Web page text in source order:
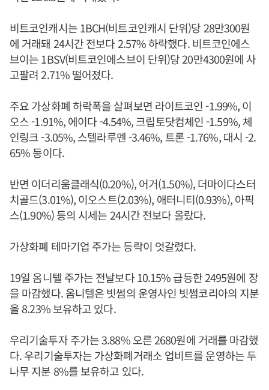
비트코인캐시는 1BCH(비트코인캐시 단위)당 28만300원
에 거래돼 24시간 전보다 2.57% 하락했다. 비트코인에스
브이는 1BSV(비트코인에스브이 단위)당 20만4300원에 사
고팔려 2.71% 떨어졌다.
주요 가상화폐 하락폭을 살펴보면 라이트코인 -1.99%, 이
오스 -1.91%, 에이다 -4.54%, 크립토닷컴체인 -1.59%, 체
인링크 -3.05%, 스텔라루멘 -3.46%, 트론 -1.76%, 대시 -2.
65% 등이다.
반면 이더리움클래식(0.20%), 어거(1.50%), 더마이다스터
치골드(3.01%), 이오스트(2.03%), 애터니티(0.93%), 아픽
스(1.90%) 등의 시세는 24시간 전보다 올랐다.
가상화폐 테마기업 주가는 등락이 엇갈렸다.
19일 옴니텔 주가는 전날보다 10.15% 급등한 2495원에 장
을 마감했다. 옴니텔은 빗썸의 운영사인 빗썸코리아의 지분
을 8.23% 보유하고 있다.
우리기술투자 주가는 3.88% 오른 2680원에 거래를 마감했
다. 우리기술투자는 가상화폐거래소 업비트를 운영하는 두
나무 지분 8%를 보유하고 있다.